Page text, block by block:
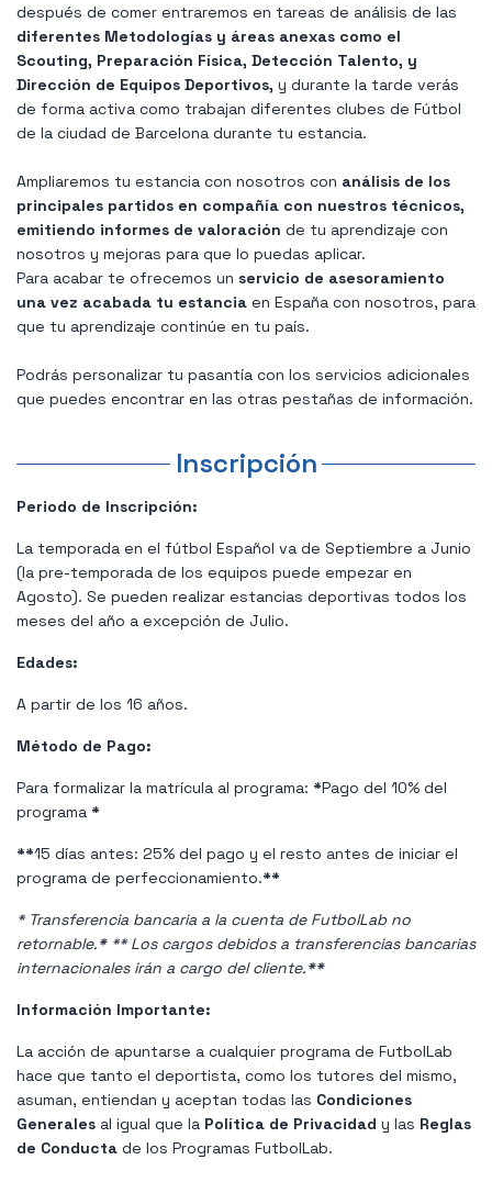
después de comer entraremos en tareas de análisis de las
diferentes Metodologías y áreas anexas como el
Scouting, Preparación Física, Detección Talento, y
Dirección de Equipos Deportivos, y durante la tarde verás
de forma activa como trabajan diferentes clubes de Fútbol
de la ciudad de Barcelona durante tu estancia.
Ampliaremos tu estancia con nosotros con análisis de los
principales partidos en compañía con nuestros técnicos,
emitiendo informes de valoración de tu aprendizaje con
nosotros y mejoras para que lo puedas aplicar.
Para acabar te ofrecemos un servicio de asesoramiento
una vez acabada tu estancia en España con nosotros, para
que tu aprendizaje continúe en tu país.
Podrás personalizar tu pasantía con los servicios adicionales
que puedes encontrar en las otras pestañas de información.
Inscripción
Periodo de Inscripción:
La temporada en el fútbol Español va de Septiembre a Junio
(la pre-temporada de los equipos puede empezar en
Agosto). Se pueden realizar estancias deportivas todos los
meses del año a excepción de Julio.
Edades:
A partir de los 16 años.
Método de Pago:
Para formalizar la matrícula al programa: *Pago del 10% del
programa *
**15 días antes: 25% del pago y el resto antes de iniciar el
programa de perfeccionamiento.**
* Transferencia bancaria a la cuenta de FutbolLab no
retornable.*** Los cargos debidos a transferencias bancarias
internacionales irán a cargo del cliente.**
Información Importante:
La acción de apuntarse a cualquier programa de FutbolLab
hace que tanto el deportista, como los tutores del mismo,
asuman, entiendan y aceptan todas las Condiciones
Generales al igual que la Política de Privacidad y las Reglas
de Conducta de los Programas FutbolLab.